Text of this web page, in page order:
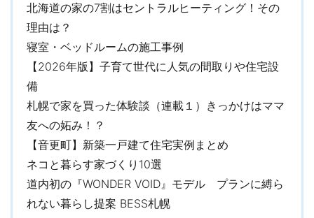
北海道の家の7割はセントラルヒーティング！その
理由は？
寝室・ベッドルームの施工事例
【2026年版】子育て世代に人気の間取りや住宅設
備
札幌で家を買った体験談（連載１）きっかけはママ
友への妬み！？
【音更町】新築一戸建て住宅実例まとめ
ネコと暮らす家づくり10選
道内初の『WONDER VOID』モデル プランに縛ら
れない暮らし提案 BESS札幌